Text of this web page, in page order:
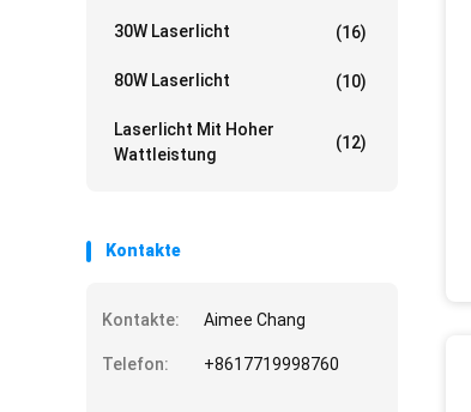
30W Laserlicht (16)
80W Laserlicht (10)
Laserlicht Mit Hoher
Wattleistung
(12)
Kontakte
Kontakte: Aimee Chang
Telefon: +8617719998760